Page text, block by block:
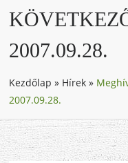
2007.09.28.
Kezdőlap » Hírek »
2007.09.28.